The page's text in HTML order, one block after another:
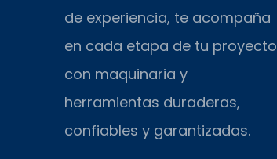
de experiencia, te acompaña
en cada etapa de tu proyecto
con maquinaria y
herramientas duraderas,
confiables y garantizadas.